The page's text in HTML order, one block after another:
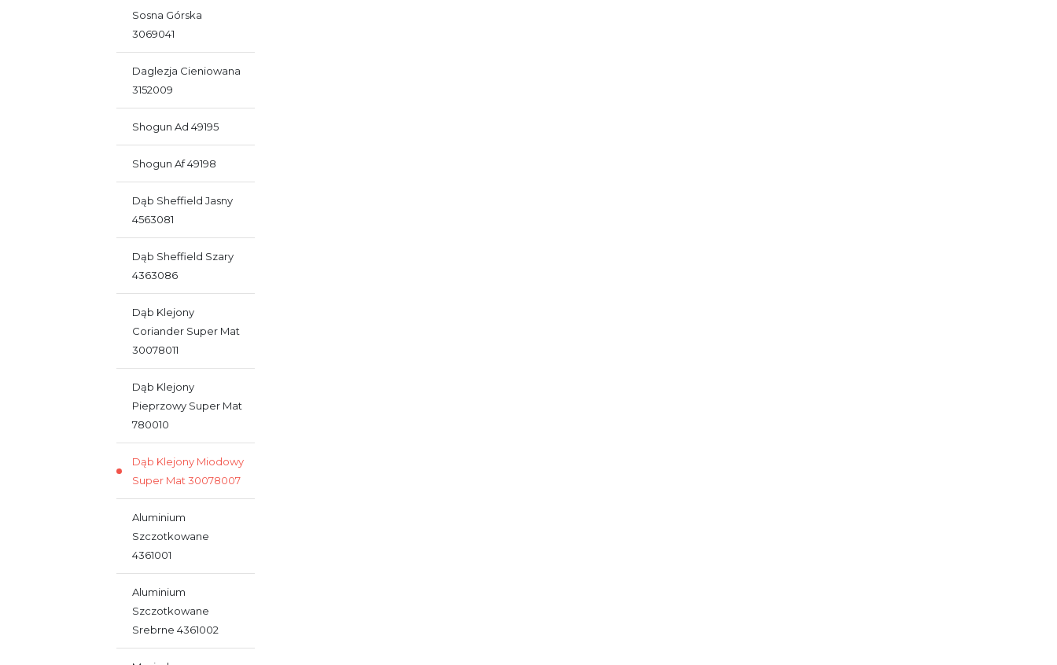
Sosna Górska
3069041
Daglezja Cieniowana
3152009
Shogun Ad 49195
Shogun Af 49198
Dąb Sheffield Jasny
4563081
Dąb Sheffield Szary
4363086
Dąb Klejony
Coriander Super Mat
30078011
Dąb Klejony
Pieprzowy Super Mat
780010
Dąb Klejony Miodowy
Super Mat 30078007
Aluminium
Szczotkowane
4361001
Aluminium
Szczotkowane
Srebrne 4361002